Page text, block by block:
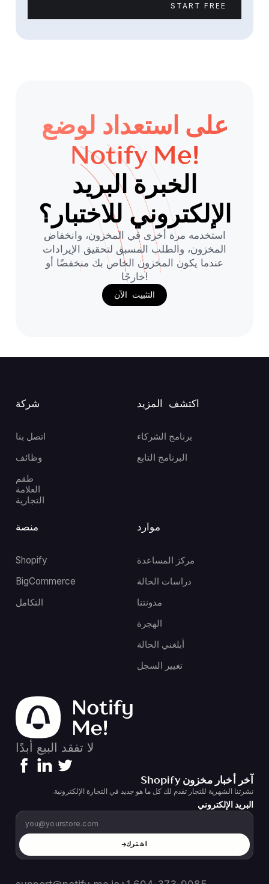
START FREE
على استعداد لوضع
Notify Me!
الخبرة البريد
الإلكتروني للاختبار؟
استخدمه مرة أخرى في المخزون، وانخفاض
المخزون، والطلب المسبق لتحقيق الإيرادات
عندما يكون المخزون الخاص بك منخفضًا أو
خارجًا!
التثبيت الآن
شركة
اتصل بنا
وظائف
طقم
العلامة
التجارية
موارد
مركز المساعدة
دراسات الحالة
مدونتنا
الهجرة
أبلغني الحالة
تغيير السجل
اكتشف المزيد
برنامج الشركاء
البرنامج التابع
منصة
Shopify
BigCommerce
التكامل
لا تفقد البيع أبدًا
آخر أخبار مخزون Shopify
نشرتنا الشهرية للتجار تقدم لك كل ما هو جديد في التجارة الإلكترونية.
البريد الإلكتروني
اشترك